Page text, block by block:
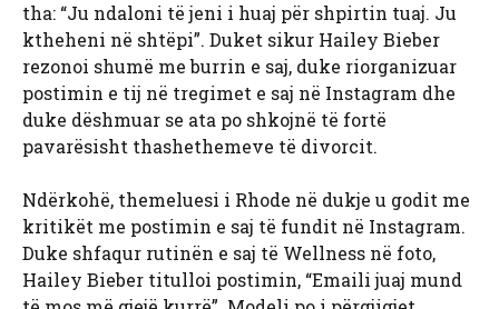
tha: “Ju ndaloni të jeni i huaj për shpirtin tuaj. Ju
ktheheni në shtëpi”. Duket sikur Hailey Bieber
rezonoi shumë me burrin e saj, duke riorganizuar
postimin e tij në tregimet e saj në Instagram dhe
duke dëshmuar se ata po shkojnë të fortë
pavarësisht thashethemeve të divorcit.
Ndërkohë, themeluesi i Rhode në dukje u godit me
kritikët me postimin e saj të fundit në Instagram.
Duke shfaqur rutinën e saj të Wellness në foto,
Hailey Bieber titulloi postimin, “Emaili juaj mund